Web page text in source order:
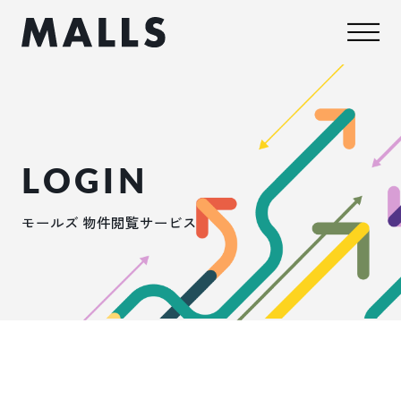
LOGIN
モールズ 物件閲覧サービス